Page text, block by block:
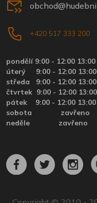
+420 517 333 200
pondělí 9:00 - 12:00
úterý 9:00 - 12:00
středa 9:00 - 12:00
čtvrtek 9:00 - 12:00
pátek 9:00 - 12:00
sobota zavřeno
neděle zavřeno